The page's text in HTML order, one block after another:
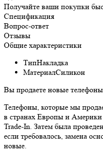
Получайте ваши покупки
Спецификация
Вопрос-ответ
Отзывы
Общие характеристики
ТипНакладка
МатериалСиликон
Вы продаете новые
Телефоны, которые мы
в странах Европы и
Trade-In. Затем была
если требовалось, замена
новые.